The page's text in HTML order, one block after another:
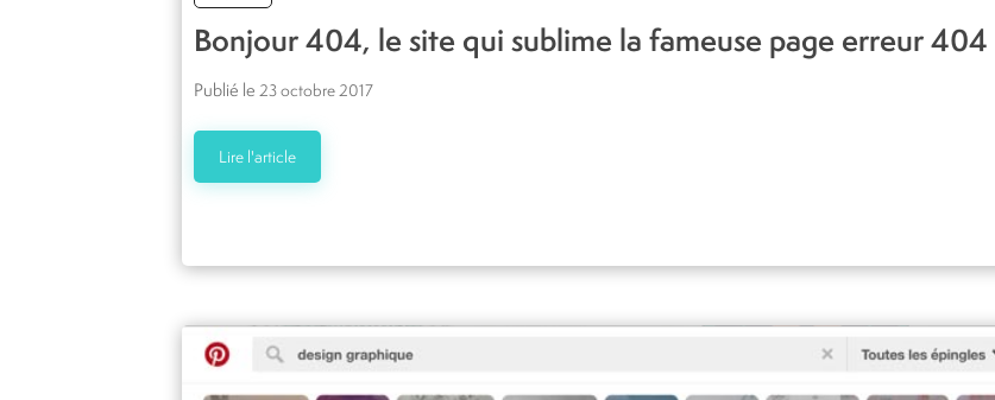
Bonjour 404, le site qui sublime la fameuse page erreur 404
Publié le 23 octobre 2017
Lire l'article